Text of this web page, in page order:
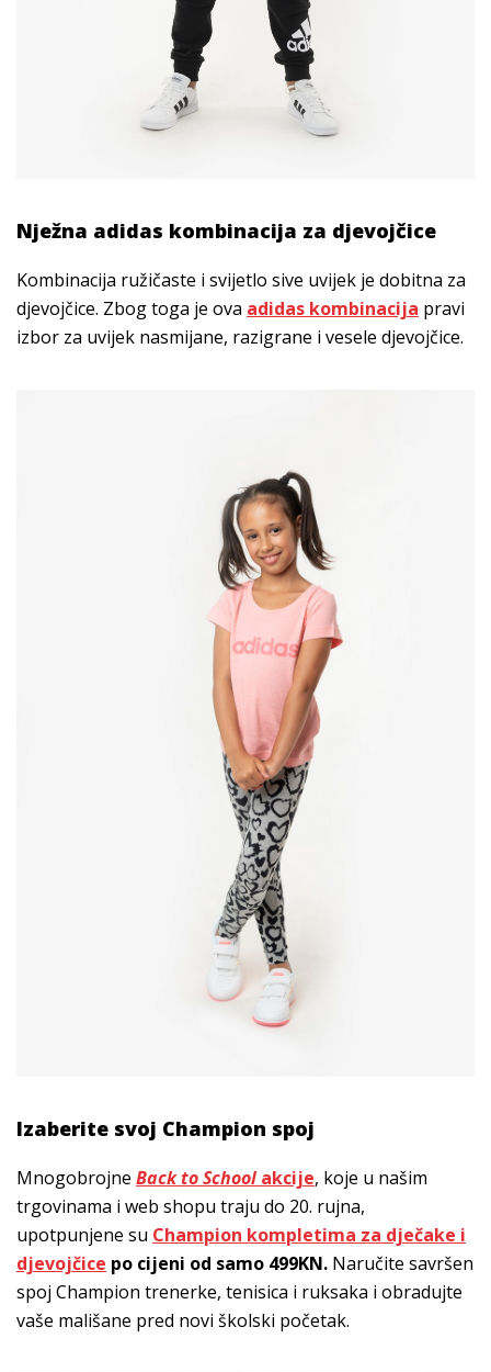
Nježna adidas kombinacija za djevojčice
Kombinacija ružičaste i svijetlo sive uvijek je dobitna za
djevojčice. Zbog toga je ova adidas kombinacija pravi
izbor za uvijek nasmijane, razigrane i vesele djevojčice.
Izaberite svoj Champion spoj
Mnogobrojne Back to School akcije, koje u našim
trgovinama i web shopu traju do 20. rujna,
upotpunjene su Champion kompletima za dječake i
djevojčice po cijeni od samo 499KN. Naručite savršen
spoj Champion trenerke, tenisica i ruksaka i obradujte
vaše mališane pred novi školski početak.